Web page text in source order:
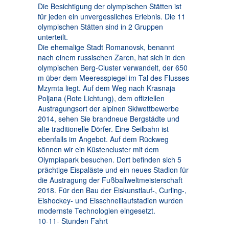
Die Besichtigung der olympischen Stätten ist
für jeden ein unvergessliches Erlebnis. Die 11
olympischen Stätten sind in 2 Gruppen
unterteilt.
Die ehemalige Stadt Romanovsk, benannt
nach einem russischen Zaren, hat sich in den
olympischen Berg-Cluster verwandelt, der 650
m über dem Meeresspiegel im Tal des Flusses
Mzymta liegt. Auf dem Weg nach Krasnaja
Poljana (Rote Lichtung), dem offiziellen
Austragungsort der alpinen Skiwettbewerbe
2014, sehen Sie brandneue Bergstädte und
alte traditionelle Dörfer. Eine Seilbahn ist
ebenfalls im Angebot. Auf dem Rückweg
können wir ein Küstencluster mit dem
Olympiapark besuchen. Dort befinden sich 5
prächtige Eispaläste und ein neues Stadion für
die Austragung der Fußballweltmeisterschaft
2018. Für den Bau der Eiskunstlauf-, Curling-,
Eishockey- und Eisschnelllaufstadien wurden
modernste Technologien eingesetzt.
10-11- Stunden Fahrt